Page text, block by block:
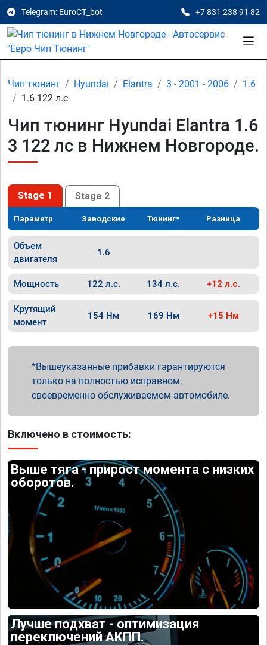
Telegram: EuroCT_bot +7 831 238 91 82
Чип тюнинг Hyundai Elantra 3 - 2001 - 2006
1.6
1.6 122 л.с
Чип тюнинг Hyundai Elantra 1.6
3 122 лс в Нижнем Новгороде.
Stage 1 Stage 2
Параметр Заводские Тюнинг* Разница
Объем
двигателя
1.6
Мощность 122 л.с. 134 л.с. +12 л.с.
Крутящий
момент
154 Нм 169 Нм +15 Нм
Вышеуказанные прибавки гарантируются
только на полностью исправном,
своевременно обслуживаемом автомобиле.
Включено в стоимость:
Выше тяга - прирост момента с низких
оборотов.
Лучше подхват - оптимизация
переключений АКПП.